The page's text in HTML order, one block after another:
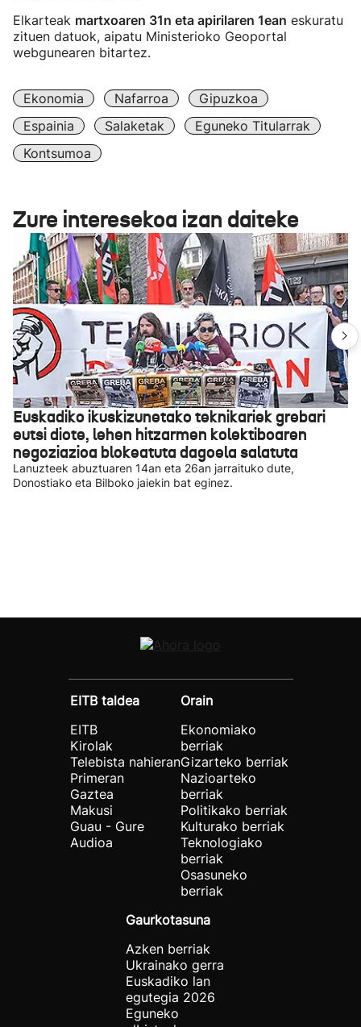
Elkarteak martxoaren 31n eta apirilaren 1ean eskuratu
zituen datuok, aipatu Ministerioko Geoportal
webgunearen bitartez.
Ekonomia Nafarroa
Gipuzkoa
Espainia
Salaketak
Eguneko Titularrak
Kontsumoa
Zure interesekoa izan daiteke
Euskadiko ikuskizunetako teknikariek grebari
eutsi diote, lehen hitzarmen kolektiboaren
negoziazioa blokeatuta dagoela salatuta
Lanuzteek abuztuaren 14an eta 26an jarraituko dute,
Donostiako eta Bilboko jaiekin bat eginez.
EITB taldea
EITB
Kirolak
Telebista nahieran
Primeran
Gaztea
Makusi
Guau - Gure
Audioa
Orain
Ekonomiako
berriak
Gizarteko berriak
Nazioarteko
berriak
Politikako berriak
Kulturako berriak
Teknologiako
berriak
Osasuneko
berriak
Gaurkotasuna
Azken berriak
Ukrainako gerra
Euskadiko lan
egutegia 2026
Eguneko